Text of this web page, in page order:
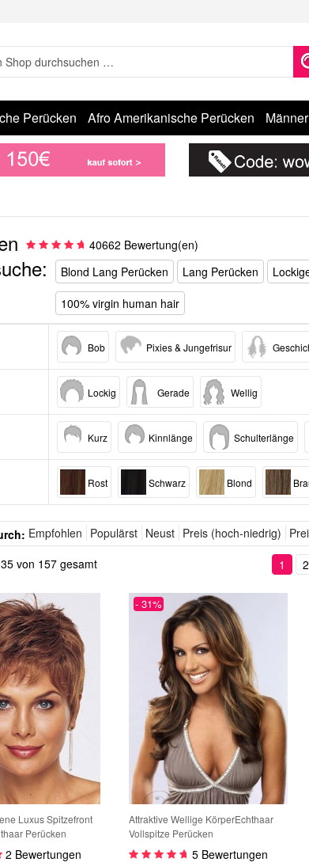
Perücken Afro Amerikanische Perücken
40662 Bewertung(en)
Blond Lang Perücken Lang Perücken
100% virgin human hair
Bob Pixies & Jungefrisur
Lockig Gerade Wellig
Kurz Kinnlänge Schulterlänge
Rost Schwarz Blond
Empfohlen Populärst Neust Preis (hoch-niedrig)
von 157 gesamt
1 2
Luxus Spitzefront
Perücken
2 Bewertungen
Attraktive Wellige KörperEchthaar
Vollspitze Perücken
5 Bewertungen
- 31%